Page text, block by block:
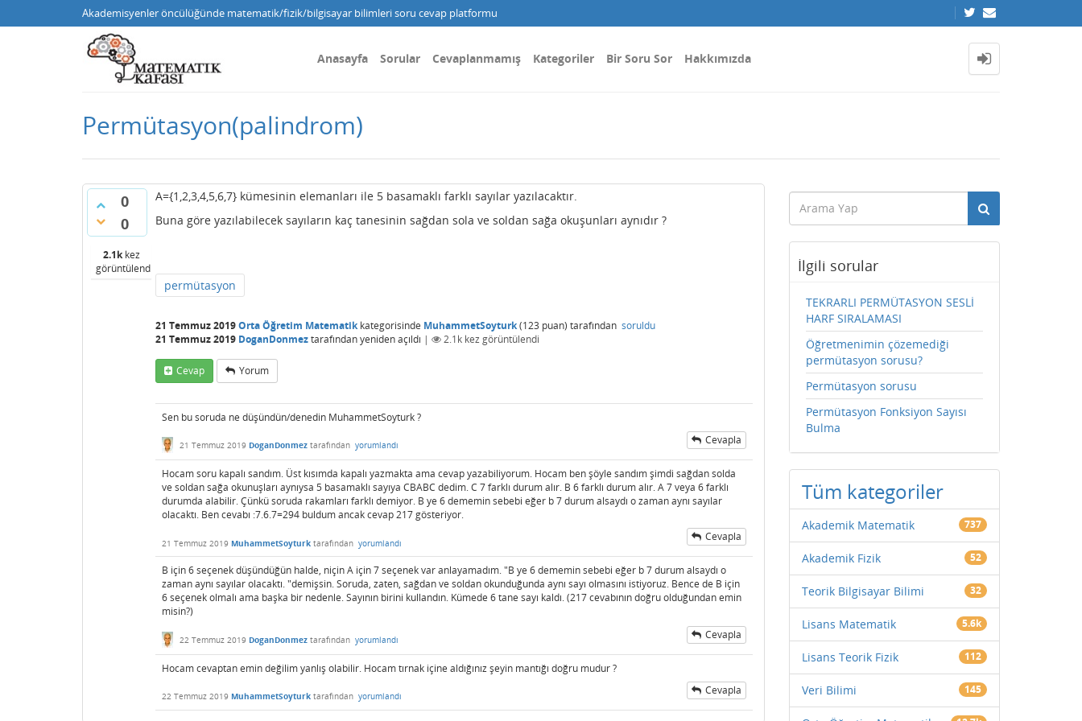
Akademisyenler öncülüğünde matematik/fizik/bilgisayar bilimleri soru cevap platformu
Anasayfa Sorular Cevaplanmamış Kategoriler Bir Soru Sor Hakkımızda
Permütasyon(palindrom)
0
0
2.1kkez
görüntülendi
A={1,2,3,4,5,6,7} kümesinin elemanları ile 5 basamaklı farklı sayılar yazılacaktır.
Buna göre yazılabilecek sayıların kaç tanesinin sağdan sola ve soldan sağa okuşunları aynıdır ?
permütasyon
21 Temmuz 2019Orta Öğretim Matematikkategorisinde MuhammetSoyturk(123 puan) tarafından soruldu
21 Temmuz 2019 DoganDonmeztarafındanyeniden açıldı | 2.1k kez görüntülendi
Cevap Yorum
Sen bu soruda ne düşündün/denedin MuhammetSoyturk ?
21 Temmuz 2019 DoganDonmez tarafından yorumlandı Cevapla
Hocam soru kapalı sandım. Üst kısımda kapalı yazmakta ama cevap yazabiliyorum. Hocam ben şöyle sandım şimdi sağdan solda
ve soldan sağa okunuşları aynıysa 5 basamaklı sayıya CBABC dedim. C 7 farklı durum alır. B 6 farklı durum alır. A 7 veya 6 farklı
durumda alabilir. Çünkü soruda rakamları farklı demiyor. B ye 6 dememin sebebi eğer b 7 durum alsaydı o zaman aynı sayılar
olacaktı. Ben cevabı :7.6.7=294 buldum ancak cevap 217 gösteriyor.
21 Temmuz 2019 MuhammetSoyturk tarafından yorumlandı Cevapla
B için 6 seçenek düşündüğün halde, niçin A için 7 seçenek var anlayamadım. "B ye 6 dememin sebebi eğer b 7 durum alsaydı o
zaman aynı sayılar olacaktı. "demişsin. Soruda, zaten, sağdan ve soldan okunduğunda aynı sayı olmasını istiyoruz. Bence de B için
6 seçenek olmalı ama başka bir nedenle. Sayının birini kullandın. Kümede 6 tane sayı kaldı. (217 cevabının doğru olduğundan emin
misin?)
22 Temmuz 2019 DoganDonmez tarafından yorumlandı Cevapla
Hocam cevaptan emin değilim yanlış olabilir. Hocam tırnak içine aldığınız şeyin mantığı doğru mudur ?
22 Temmuz 2019 MuhammetSoyturk tarafından yorumlandı Cevapla
İlgili sorular
TEKRARLI PERMÜTASYON SESLİ
HARF SIRALAMASI
Öğretmenimin çözemediği
permütasyon sorusu?
Permütasyon sorusu
Permütasyon Fonksiyon Sayısı
Bulma
Tüm kategoriler
Akademik Matematik 737
Akademik Fizik 52
Teorik Bilgisayar Bilimi 32
Lisans Matematik 5.6k
Lisans Teorik Fizik 112
Veri Bilimi 145